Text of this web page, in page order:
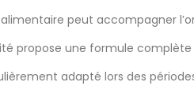
peut accompagner
propose une formule
adapté lors des